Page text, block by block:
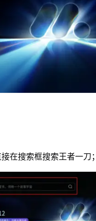
搜索框搜索王者一刀；